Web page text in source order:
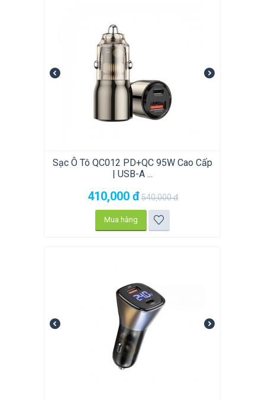
Sạc Ô Tô QC012 PD+QC 95W Cao Cấp
| USB-A ...
410,000 đ540,000đ
Mua hàng